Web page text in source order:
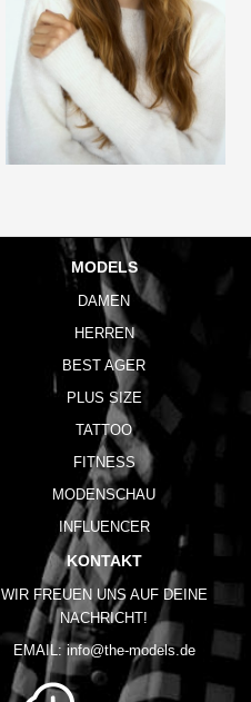
MODELS
DAMEN
HERREN
BEST AGER
PLUS SIZE
TATTOO
FITNESS
MODENSCHAU
INFLUENCER
KONTAKT
WIR FREUEN UNS AUF DEINE
NACHRICHT!
EMAIL: info@the-models.de